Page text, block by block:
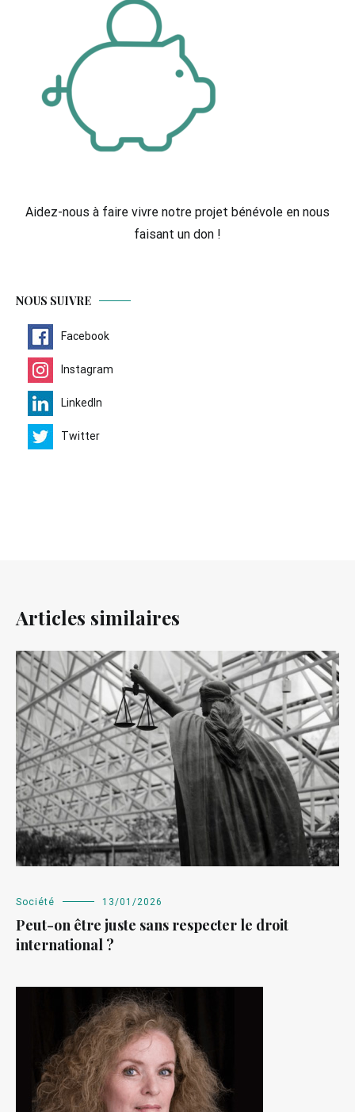
Aidez-nous à faire vivre notre projet bénévole en nous
faisant un don !
NOUS SUIVRE
Facebook
Instagram
LinkedIn
Twitter
Articles similaires
Société 13/01/2026
Peut-on être juste sans respecter le droit
international ?